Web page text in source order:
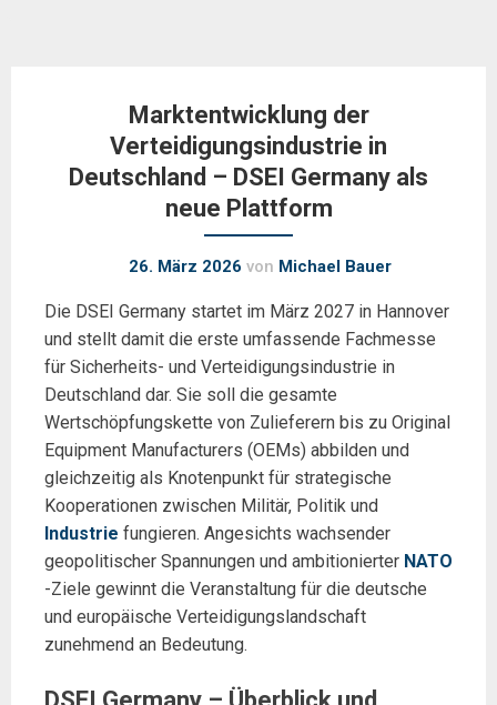
Marktentwicklung der
Verteidigungsindustrie in
Deutschland – DSEI Germany als
neue Plattform
26. März 2026 von Michael Bauer
Die DSEI Germany startet im März 2027 in Hannover
und stellt damit die erste umfassende Fachmesse
für Sicherheits- und Verteidigungsindustrie in
Deutschland dar. Sie soll die gesamte
Wertschöpfungskette von Zulieferern bis zu Original
Equipment Manufacturers (OEMs) abbilden und
gleichzeitig als Knotenpunkt für strategische
Kooperationen zwischen Militär, Politik und
Industrie fungieren. Angesichts wachsender
geopolitischer Spannungen und ambitionierter NATO
-Ziele gewinnt die Veranstaltung für die deutsche
und europäische Verteidigungslandschaft
zunehmend an Bedeutung.